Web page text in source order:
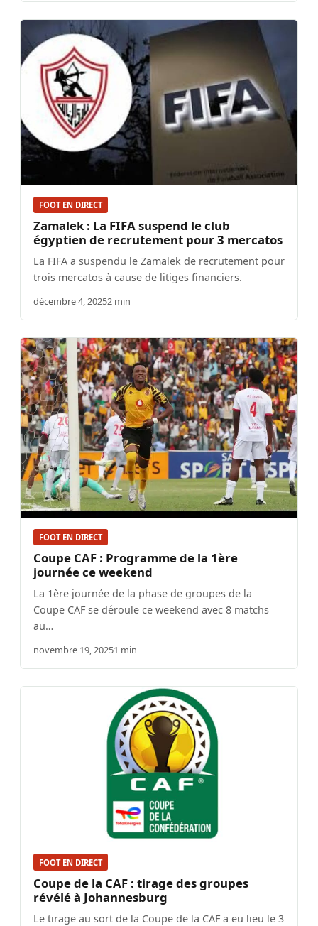
FOOT EN DIRECT
Zamalek : La FIFA suspend le club
égyptien de recrutement pour 3 mercatos
La FIFA a suspendu le Zamalek de recrutement pour
trois mercatos à cause de litiges financiers.
décembre 4, 20252 min
FOOT EN DIRECT
Coupe CAF : Programme de la 1ère
journée ce weekend
La 1ère journée de la phase de groupes de la
Coupe CAF se déroule ce weekend avec 8 matchs
au…
novembre 19, 20251 min
FOOT EN DIRECT
Coupe de la CAF : tirage des groupes
révélé à Johannesburg
Le tirage au sort de la Coupe de la CAF a eu lieu le 3